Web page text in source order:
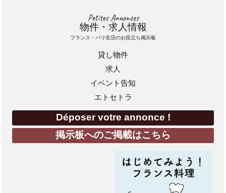
Petites Annonces
物件・求人情報
フランス・パリ生活のお役立ち掲示板
貸し物件
求人
イベント告知
エトセトラ
Déposer votre annonce !
掲示板へのご掲載はこちら